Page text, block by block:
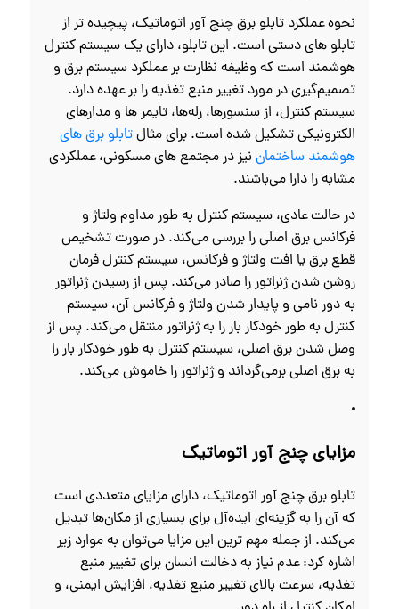
نحوه عملکرد تابلو برق چنج آور اتوماتیک، پیچیده‌ تر از
تابلو های دستی است. این تابلو، دارای یک سیستم کنترل
هوشمند است که وظیفه نظارت بر عملکرد سیستم برق و
تصمیم‌گیری در مورد تغییر منبع تغذیه را بر عهده دارد.
سیستم کنترل، از سنسورها، رله‌ها، تایمر ها و مدارهای
الکترونیکی تشکیل شده است. برای مثالتابلو برق های
هوشمند ساختمان نیز در مجتمع های مسکونی، عملکردی
مشابه را دارا می‌باشند.
در حالت عادی، سیستم کنترل به طور مداوم ولتاژ و
فرکانس برق اصلی را بررسی می‌کند. در صورت تشخیص
قطع برق یا افت ولتاژ و فرکانس، سیستم کنترل فرمان
روشن شدن ژنراتور را صادر می‌کند. پس از رسیدن ژنراتور
به دور نامی و پایدار شدن ولتاژ و فرکانس آن، سیستم
کنترل به طور خودکار بار را به ژنراتور منتقل می‌کند. پس از
وصل شدن برق اصلی، سیستم کنترل به طور خودکار بار را
به برق اصلی برمی‌گرداند و ژنراتور را خاموش می‌کند.
مزایای چنج آور اتوماتیک
تابلو برق چنج آور اتوماتیک، دارای مزایای متعددی است
که آن را به گزینه‌ای ایده‌آل برای بسیاری از مکان‌ها تبدیل
می‌کند. از جمله مهم‌ ترین این مزایا می‌توان به موارد زیر
اشاره کرد: عدم نیاز به دخالت انسان برای تغییر منبع
تغذیه، سرعت بالای تغییر منبع تغذیه، افزایش ایمنی، و